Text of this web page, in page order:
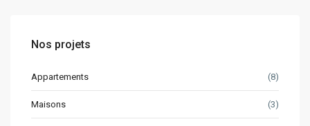
Nos projets
Appartements (8)
Maisons (3)